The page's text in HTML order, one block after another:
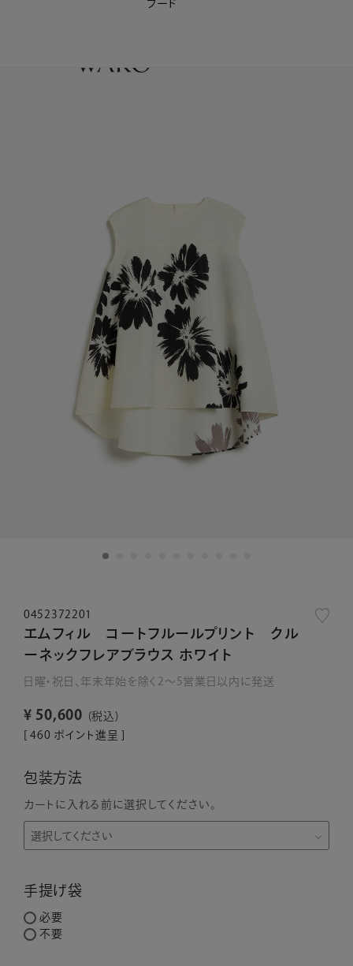
【会員様限定】夏のプレゼントキャンペーン開催中
フード
0452372201
エムフィル コートフルールプリント クル
ーネックフレアブラウス ホワイト
日曜・祝日、年末年始を除く2～5営業日以内に発送
¥ 50,600
税込
460 ポイント進呈 ]
包装方法
カートに入れる前に選択してください。
手提げ袋
必要
不要